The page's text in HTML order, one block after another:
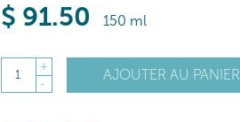
$ 91.50 150 ml
1
+
-
AJOUTER AU PANIER